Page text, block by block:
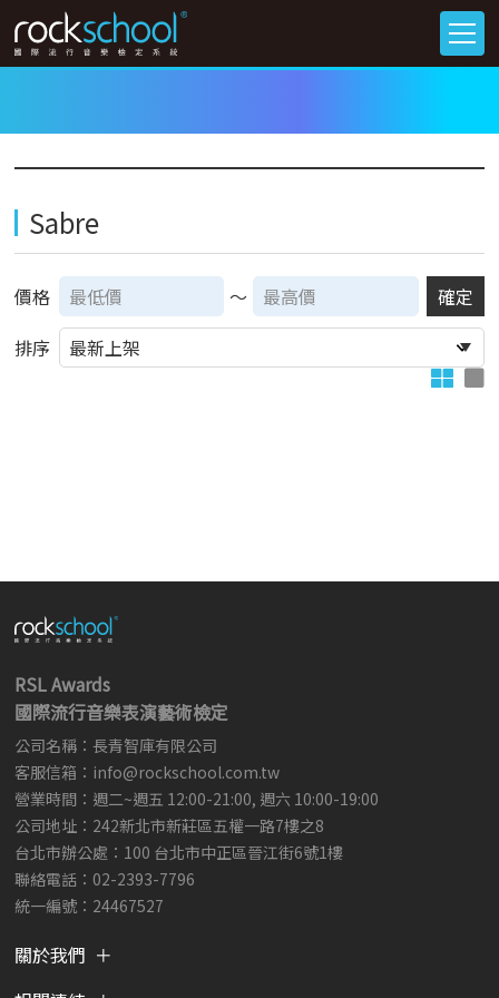
Sabre
價格 ～
確定
排序
RSL Awards
國際流行音樂表演藝術檢定
公司名稱：長青智庫有限公司
客服信箱： info@rockschool.com.tw ​
營業時間：週二~週五 12:00-21:00, 週六 10:00-19:00
公司地址：242新北市新莊區五權一路7樓之8
台北市辦公處：100 台北市中正區晉江街6號1樓
聯絡電話：02-2393-7796
統一編號：24467527
關於我們